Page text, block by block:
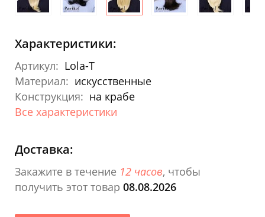
Характеристики:
Артикул: Lola-T
Материал: искусственные
Конструкция: на крабе
Все характеристики
Доставка:
Закажите в течение 12 часов, чтобы
получить этот товар 08.08.2026